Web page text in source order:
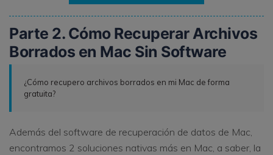
Parte 2. Cómo Recuperar Archivos
Borrados en Mac Sin Software
¿Cómo recupero archivos borrados en mi Mac de forma
gratuita?
Además del software de recuperación de datos de Mac,
encontramos 2 soluciones nativas más en Mac, a saber, la